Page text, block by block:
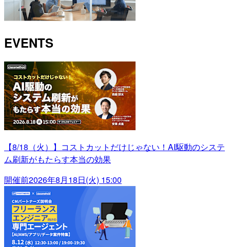
EVENTS
【8/18（火）】コストカットだけじゃない！AI駆動のシステ
ム刷新がもたらす本当の効果
開催前2026年8月18日(火) 15:00